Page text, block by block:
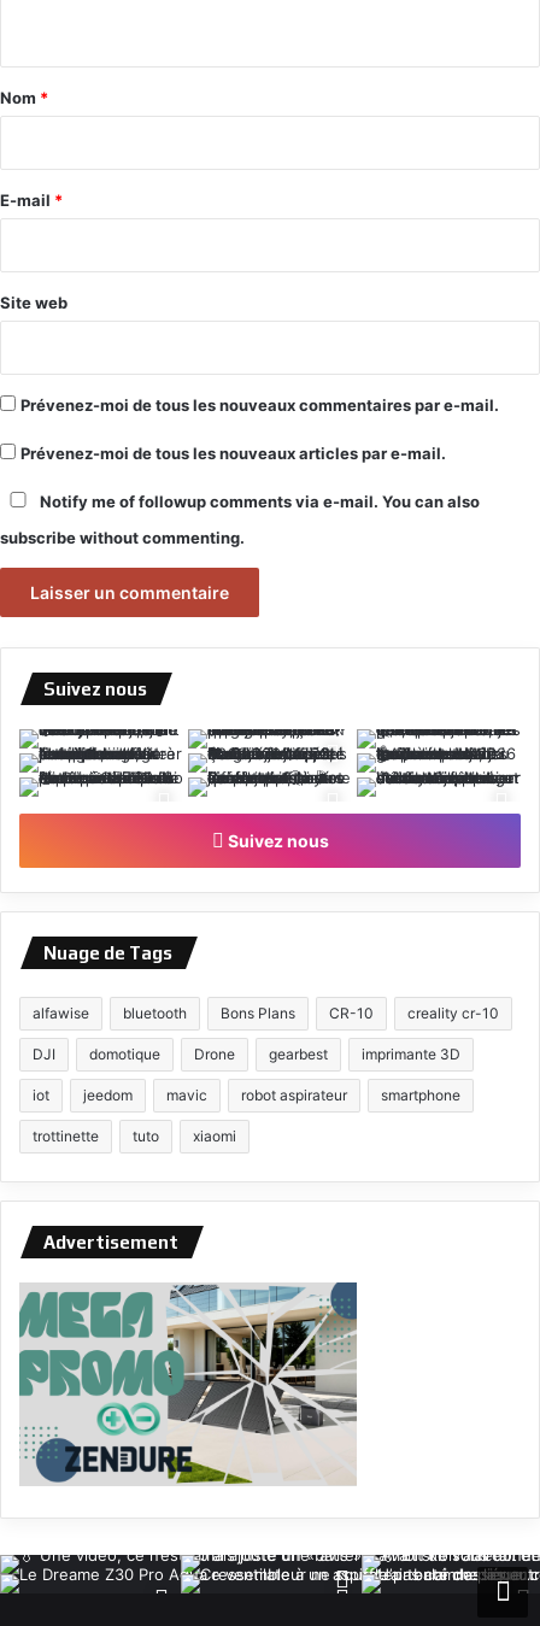
a
e
Nom *
E-mail *
Site web
Prévenez-moi de tous les nouveaux commentaires par e-mail.
Prévenez-moi de tous les nouveaux articles par e-mail.
Notify me of followup comments via e-mail. You can also
subscribewithout commenting.
Suivez nous
Suivez nous
Nuage de Tags
alfawise bluetooth Bons Plans CR-10 creality cr-10
DJI domotique Drone gearbest imprimante 3D
iot jeedom mavic robot aspirateur smartphone
trottinette tuto xiaomi
Advertisement